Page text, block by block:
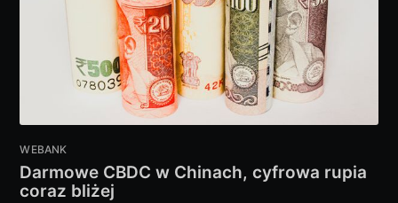
WEBANK
Darmowe CBDC w Chinach, cyfrowa rupia
coraz bliżej